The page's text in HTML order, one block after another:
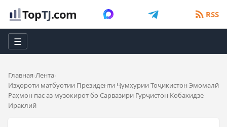
TopTJ.com RSS
☰
Главная Лента
Изҳороти матбуотии Президенти Ҷумҳурии Тоҷикистон Эмомалӣ
Раҳмон пас аз музокирот бо Сарвазири Гурҷистон Кобахидзе
Ираклий